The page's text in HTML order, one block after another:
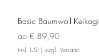
Schnellansicht
Basic Baumwoll Keikogi
ab € 89,90
Sale-Preis
inkl. USt | zzgl. Versand